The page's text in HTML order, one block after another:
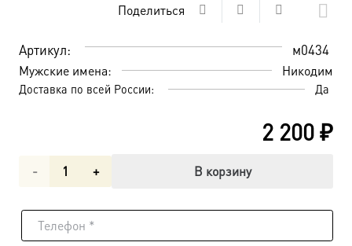
Поделиться
Артикул: м0434
Мужские имена: Никодим
Доставка по всей России: Да
2 200₽
Количество
Преподобный
В корзину